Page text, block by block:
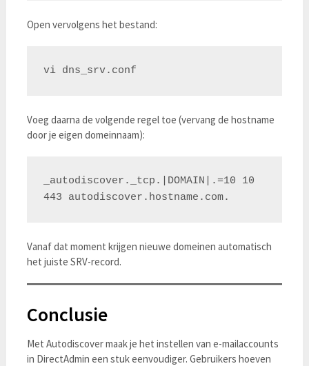
Open vervolgens het bestand:
Voeg daarna de volgende regel toe (vervang de hostname
door je eigen domeinnaam):
_autodiscover._tcp.|DOMAIN|.=10 10
Vanaf dat moment krijgen nieuwe domeinen automatisch
het juiste SRV-record.
Conclusie
Met Autodiscover maak je het instellen van e-mailaccounts
in DirectAdmin een stuk eenvoudiger. Gebruikers hoeven